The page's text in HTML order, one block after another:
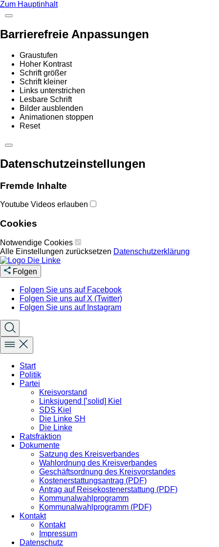
Zum Hauptinhalt
Barrierefreie Anpassungen
Graustufen
Hoher Kontrast
Schrift größer
Schrift kleiner
Links unterstrichen
Lesbare Schrift
Bilder ausblenden
Animationen stoppen
Reset
Datenschutzeinstellungen
Fremde Inhalte
Youtube Videos erlauben
Cookies
Notwendige Cookies
Alle Einstellungen zurücksetzen Datenschutzerklärung
Folgen
Folgen Sie uns auf Facebook
Folgen Sie uns auf X (Twitter)
Folgen Sie uns auf Instagram
Start
Politik
Partei
Kreisvorstand
Linksjugend [’solid] Kiel
SDS Kiel
Die Linke SH
Die Linke
Ratsfraktion
Dokumente
Satzung des Kreisverbandes
Wahlordnung des Kreisverbandes
Geschäftsordnung des Kreisvorstandes
Kostenerstattungsantrag (PDF)
Antrag auf Reisekostenerstattung (PDF)
Kommunalwahlprogramm
Kommunalwahlprogramm (PDF)
Kontakt
Kontakt
Impressum
Datenschutz